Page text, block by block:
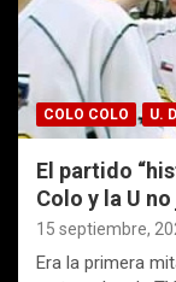
COLO COLO U.
El partido
Colo y la U
15 septiembre,
Era la primera